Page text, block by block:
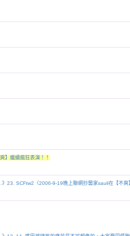
】繼續瘋狂表演！！
23. SCFtw2〈2006-9-19晚上聯網抄襲家sauli在【不爽